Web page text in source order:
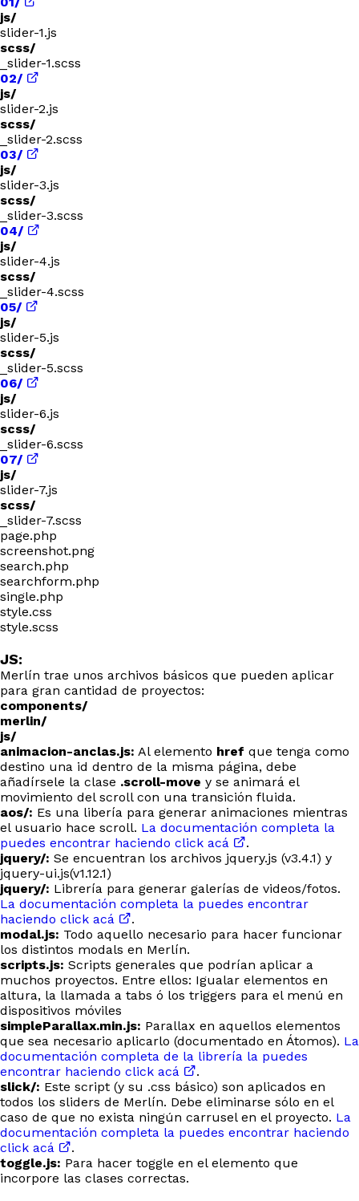
js/
slider-1.js
scss/
_slider-1.scss
02/
js/
slider-2.js
scss/
_slider-2.scss
03/
js/
slider-3.js
scss/
_slider-3.scss
04/
js/
slider-4.js
scss/
_slider-4.scss
05/
js/
slider-5.js
scss/
_slider-5.scss
06/
js/
slider-6.js
scss/
_slider-6.scss
07/
js/
slider-7.js
scss/
_slider-7.scss
page.php
screenshot.png
search.php
searchform.php
single.php
style.css
style.scss
JS:
Merlín trae unos archivos básicos que pueden aplicar
para gran cantidad de proyectos:
components/
merlin/
js/
animacion-anclas.js: Al elemento href que tenga como
destino una id dentro de la misma página, debe
añadírsele la clase .scroll-move y se animará el
movimiento del scroll con una transición fluida.
aos/: Es una libería para generar animaciones mientras
el usuario hace scroll. La documentación completa la
puedes encontrar haciendo click acá
.
jquery/: Se encuentran los archivos jquery.js (v3.4.1) y
jquery-ui.js(v1.12.1)
jquery/: Librería para generar galerías de videos/fotos.
La documentación completa la puedes encontrar
haciendo click acá
.
modal.js: Todo aquello necesario para hacer funcionar
los distintos modals en Merlín.
scripts.js: Scripts generales que podrían aplicar a
muchos proyectos. Entre ellos: Igualar elementos en
altura, la llamada a tabs ó los triggers para el menú en
dispositivos móviles
simpleParallax.min.js: Parallax en aquellos elementos
que sea necesario aplicarlo (documentado en Átomos). La
documentación completa de la librería la puedes
encontrar haciendo click acá
.
slick/: Este script (y su .css básico) son aplicados en
todos los sliders de Merlín. Debe eliminarse sólo en el
caso de que no exista ningún carrusel en el proyecto. La
documentación completa la puedes encontrar haciendo
click acá
.
toggle.js: Para hacer toggle en el elemento que
incorpore las clases correctas.